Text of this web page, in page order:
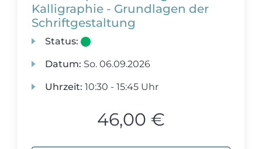
Kalligraphie - Grundlagen der
Schriftgestaltung
Status:
Datum: So. 06.09.2026
Uhrzeit: 10:30 - 15:45 Uhr
46,00 €